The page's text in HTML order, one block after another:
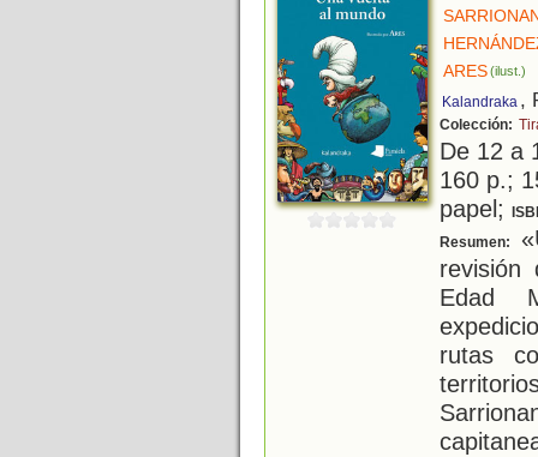
ARES(ilust.)
Kalandraka ,
Colección:
De 12 a
160 p.;
papel;
Resumen:
revisión
Edad
rutas